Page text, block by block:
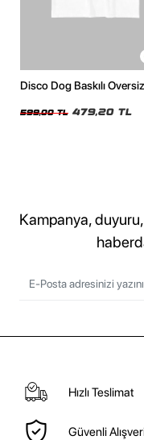
Disco Dog Baskılı
599,00 TL 479,20 TL
Kampanya,
Hızlı Teslimat
Güvenli